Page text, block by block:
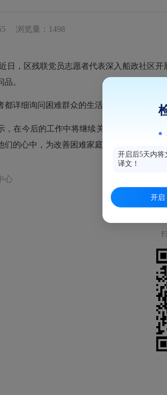
浏览量：1498
，区残联党员志愿者代表深入船政社区开
。
细询问困难群众的生活和身体情况，倾
今后的工作中将继续关注弱势群体的生
们的心中，为改善困难家庭的生活贡献一份力
心
开启后5天内将
译文！
开启